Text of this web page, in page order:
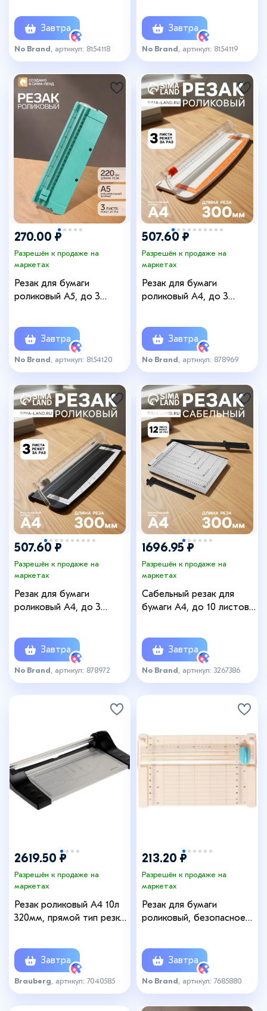
Завтра
No Brand , артикул: 8154118
Завтра
No Brand , артикул: 8154119
270.00 ₽
Разрешён к продаже на
маркетах
Резак для бумаги
роликовый А5, до 3
Завтра
No Brand , артикул: 8154120
+2
507.60 ₽
Разрешён к продаже на
маркетах
Резак для бумаги
роликовый А4, до 3
мм, МИКС
Завтра
No Brand , артикул: 878969
507.60 ₽
Разрешён к продаже на
маркетах
Резак для бумаги
роликовый А4, до 3
мм, МИКС
Завтра
No Brand , артикул: 878972
1696.95 ₽
Разрешён к продаже на
маркетах
Сабельный резак для
бумаги A4, до 10 листов,
Завтра
No Brand , артикул: 3267386
2619.50 ₽
Разрешён к продаже на
маркетах
Резак роликовый A4 10л
320мм, прямой тип резки,
Завтра
Brauberg , артикул: 7040585
213.20 ₽
Разрешён к продаже на
маркетах
Резак для бумаги
роликовый, безопасное
Завтра
No Brand , артикул: 7685880